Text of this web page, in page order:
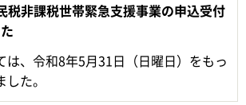
税非課税世帯緊急支援事業の申込受付
は、令和8年5月31日（日曜日）をもっ
た。